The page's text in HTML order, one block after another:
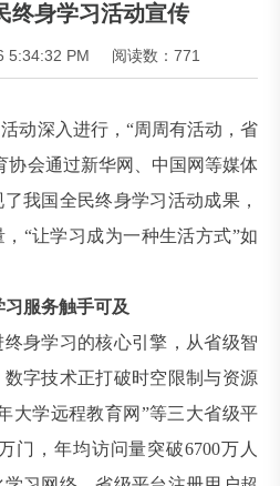
终身学习活动宣传
5:34:32 PM 阅读数：771
深入进行，“周周有活动，省
协会通过新华网、中国网等媒体
我国全民终身学习活动成果，
“让学习成为一种生活方式”如
服务触手可及
身学习的核心引擎，从省级智
字技术正打破时空限制与资源
大学远程教育网”等三大省级平
门，年均访问量突破6700万人